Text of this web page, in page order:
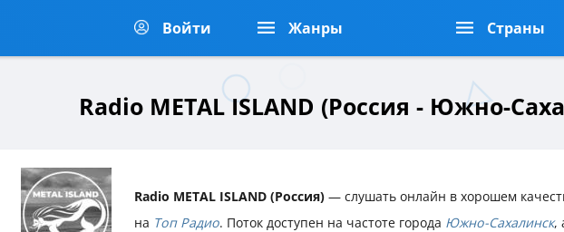
Войти Жанры Страны
Radio METAL ISLAND (Россия - Южно-
Radio METAL ISLAND (Россия) — слушать онлайн в хорошем
на Топ Радио. Поток доступен на частоте города Южно-Сахалинск,